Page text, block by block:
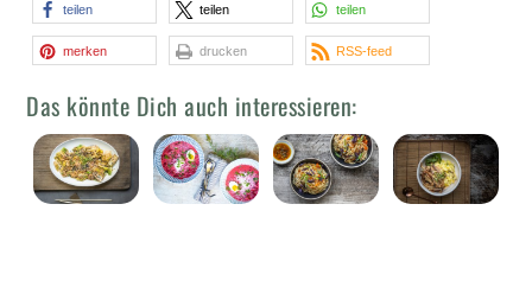
teilen teilen teilen
merken drucken RSS-feed
Das könnte Dich auch interessieren: